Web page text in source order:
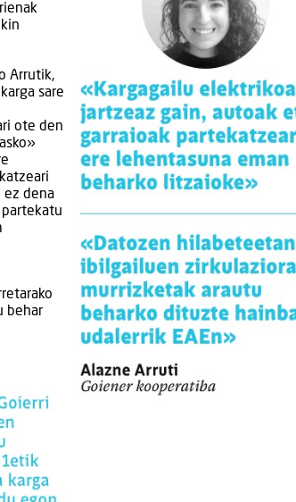
Arrutik,
sare
ote den
ez dena
behar